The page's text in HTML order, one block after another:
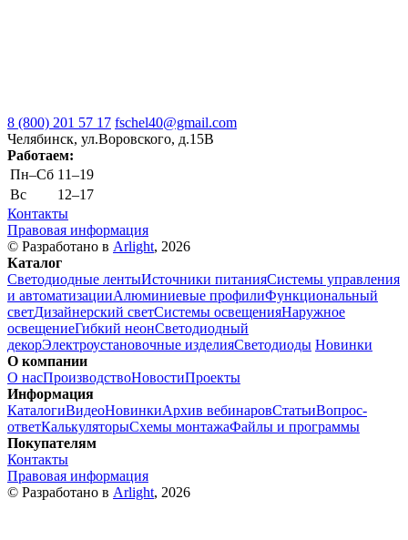
8 (800) 201 57 17 fschel40@gmail.com
Челябинск, ул.Воровского, д.15В
Работаем:
Пн–Cб 11–19
Вс
12–17
Контакты
Правовая информация
© Разработано в Arlight, 2026
Каталог
Светодиодные лентыИсточники питанияСистемы управления
и автоматизацииАлюминиевые профилиФункциональный
светДизайнерский светСистемы освещенияНаружное
освещениеГибкий неонСветодиодный
декорЭлектроустановочные изделияСветодиоды Новинки
О компании
О насПроизводствоНовостиПроекты
Информация
КаталогиВидеоНовинкиАрхив вебинаровСтатьиВопрос-
ответКалькуляторыСхемы монтажаФайлы и программы
Покупателям
Контакты
Правовая информация
© Разработано в Arlight, 2026